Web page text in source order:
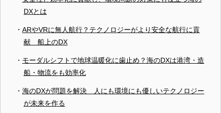
DXとは
ARやVRに無人航行？テクノロジーがより安全な航行に貢
献 船上のDX
モーダルシフトで地球温暖化に歯止め？海のDXは港湾・造
船・物流をも効率化
海のDXが問題を解決 人にも環境にも優しいテクノロジー
が未来を作る